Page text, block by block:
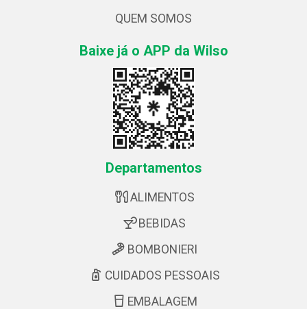
QUEM SOMOS
Baixe já o APP da Wilso
Departamentos
ALIMENTOS
BEBIDAS
BOMBONIERI
CUIDADOS PESSOAIS
EMBALAGEM